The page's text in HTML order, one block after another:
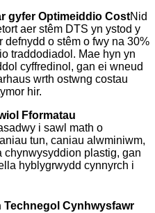
gyfer Optimeiddio CostNid
aer stêm DTS yn ystod y
o stêm o fwy na 30%
traddodiadol. Mae hyn yn
cyffredinol, gan ei wneud
wrth ostwng costau
hir.
Fformatau
i sawl math o
tun, caniau alwminiwm,
chynwysyddion plastig, gan
hyblygrwydd cynnyrch i
Cynhwysfawr